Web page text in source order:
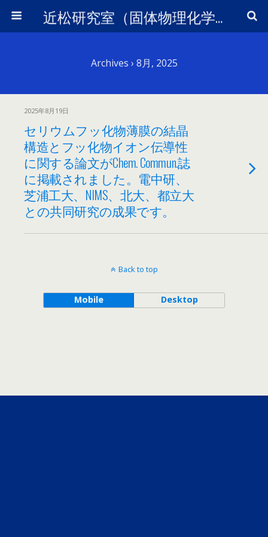
近松研究室（固体物理化学）
Archives › 8月, 2025
2025年8月19日
セリウムフッ化物薄膜の結晶
構造とフッ化物イオン伝導性
に関する論文がChem. Commun.誌
に掲載されました。電中研、
芝浦工大、NIMS、北大、都立大
との共同研究の成果です。
Back to top
Mobile Desktop